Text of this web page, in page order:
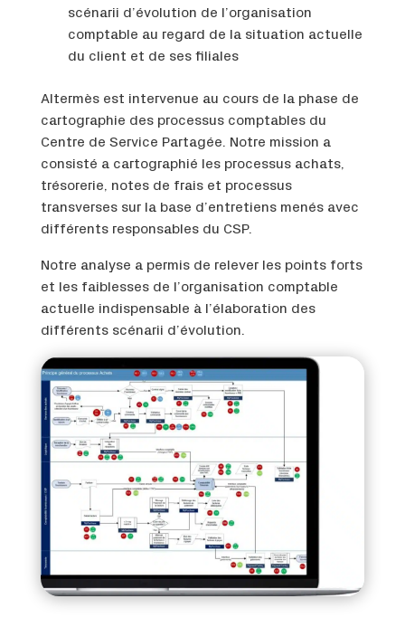
scénarii d’évolution de l’organisation
comptable au regard de la situation actuelle
du client et de ses filiales
Altermès est intervenue au cours de la phase de
cartographie des processus comptables du
Centre de Service Partagée. Notre mission a
consisté a cartographié les processus achats,
trésorerie, notes de frais et processus
transverses sur la base d’entretiens menés avec
différents responsables du CSP.
Notre analyse a permis de relever les points forts
et les faiblesses de l’organisation comptable
actuelle indispensable à l’élaboration des
différents scénarii d’évolution.